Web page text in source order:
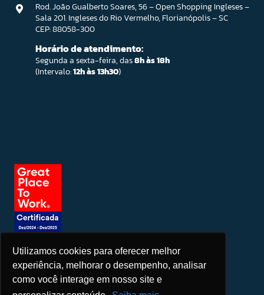
Utilizamos cookies para oferecer melhor
experiência, melhorar o desempenho, analisar
como você interage em nosso site e
Rod. João Gualberto Soares, 56 – Open Shopping Ingleses –
Sala 201. Ingleses do Rio Vermelho, Florianópolis – SC
CEP: 88058-300
Horário de atendimento:
Segunda a sexta-feira, das8h às 18h
(Intervalo:12h às 13h30)
Seja um patrocinador